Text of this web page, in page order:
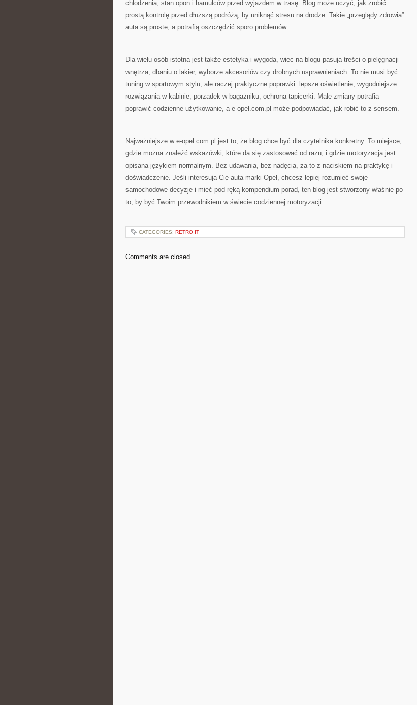
chłodzenia, stan opon i hamulców przed wyjazdem w trasę. Blog może uczyć, jak zrobić
prostą kontrolę przed dłuższą podróżą, by uniknąć stresu na drodze. Takie „przeglądy zdrowia”
auta są proste, a potrafią oszczędzić sporo problemów.
Dla wielu osób istotna jest także estetyka i wygoda, więc na blogu pasują treści o pielęgnacji
wnętrza, dbaniu o lakier, wyborze akcesoriów czy drobnych usprawnieniach. To nie musi być
tuning w sportowym stylu, ale raczej praktyczne poprawki: lepsze oświetlenie, wygodniejsze
rozwiązania w kabinie, porządek w bagażniku, ochrona tapicerki. Małe zmiany potrafią
poprawić codzienne użytkowanie, a e-opel.com.pl może podpowiadać, jak robić to z sensem.
Najważniejsze w e-opel.com.pl jest to, że blog chce być dla czytelnika konkretny. To miejsce,
gdzie można znaleźć wskazówki, które da się zastosować od razu, i gdzie motoryzacja jest
opisana językiem normalnym. Bez udawania, bez nadęcia, za to z naciskiem na praktykę i
doświadczenie. Jeśli interesują Cię auta marki Opel, chcesz lepiej rozumieć swoje
samochodowe decyzje i mieć pod ręką kompendium porad, ten blog jest stworzony właśnie po
to, by być Twoim przewodnikiem w świecie codziennej motoryzacji.
CATEGORIES: RETRO IT
Comments are closed.